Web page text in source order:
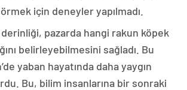
için deneyler yapılmadı.
pazarda hangi rakun köpek
belirleyebilmesini sağladı. Bu
yaban hayatında daha yaygın
Bu, bilim insanlarına bir sonraki